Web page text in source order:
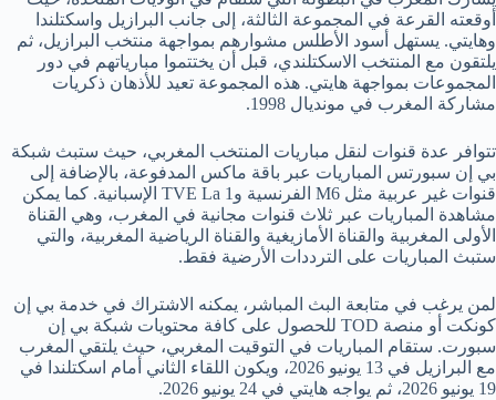
أوقعته القرعة في المجموعة الثالثة، إلى جانب البرازيل واسكتلندا
وهايتي. يستهل أسود الأطلس مشوارهم بمواجهة منتخب البرازيل، ثم
يلتقون مع المنتخب الاسكتلندي، قبل أن يختتموا مبارياتهم في دور
المجموعات بمواجهة هايتي. هذه المجموعة تعيد للأذهان ذكريات
مشاركة المغرب في مونديال 1998.
تتوافر عدة قنوات لنقل مباريات المنتخب المغربي، حيث ستبث شبكة
بي إن سبورتس المباريات عبر باقة ماكس المدفوعة، بالإضافة إلى
قنوات غير عربية مثل M6 الفرنسية وTVE La 1 الإسبانية. كما يمكن
مشاهدة المباريات عبر ثلاث قنوات مجانية في المغرب، وهي القناة
الأولى المغربية والقناة الأمازيغية والقناة الرياضية المغربية، والتي
ستبث المباريات على الترددات الأرضية فقط.
لمن يرغب في متابعة البث المباشر، يمكنه الاشتراك في خدمة بي إن
كونكت أو منصة TOD للحصول على كافة محتويات شبكة بي إن
سبورت. ستقام المباريات في التوقيت المغربي، حيث يلتقي المغرب
مع البرازيل في 13 يونيو 2026، ويكون اللقاء الثاني أمام اسكتلندا في
19 يونيو 2026، ثم يواجه هايتي في 24 يونيو 2026.